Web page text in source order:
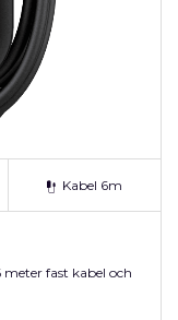
Kabel 6m
fast kabel och